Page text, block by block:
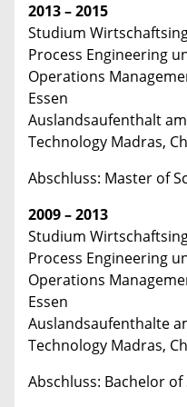
2013 – 2015
Studium
Process Engineering
Operations
Essen
Auslandsaufenthalt
Technology Madras,
Abschluss: Master of
2009 – 2013
Studium
Process Engineering
Operations
Essen
Auslandsaufenthalte
Technology Madras,
Abschluss: Bachelor of